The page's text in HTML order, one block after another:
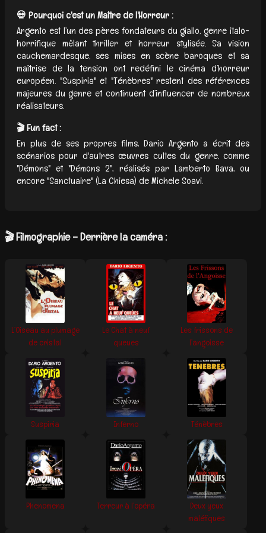
💀 Pourquoi c'est un Maître de l'Horreur :
Argento est l’un des pères fondateurs du giallo, genre italo-
horrifique mêlant thriller et horreur stylisée. Sa vision
cauchemardesque, ses mises en scène baroques et sa
maîtrise de la tension ont redéfini le cinéma d’horreur
européen. "Suspiria" et "Ténèbres" restent des références
majeures du genre et continuent d’influencer de nombreux
réalisateurs.
🎬 Fun fact :
En plus de ses propres films, Dario Argento a écrit des
scénarios pour d'autres œuvres cultes du genre, comme
"Démons" et "Démons 2", réalisés par Lamberto Bava, ou
encore "Sanctuaire" (La Chiesa) de Michele Soavi.
🎬 Filmographie – Derrière la caméra :
L’Oiseau au plumage
de cristal
Le Chat à neuf
queues
Les frissons de
l’angoisse
Suspiria Inferno Ténèbres
Phenomena Terreur à l’opéra
Deux yeux
maléfiques